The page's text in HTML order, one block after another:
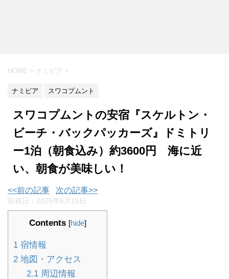
HOME > ナミビア >
ナミビア スワコプムント
スワコプムントの安宿『スケルトン・
ビーチ・バックパッカーズ』ドミトリ
ー1泊（朝食込み）約3600円 海に近
い、朝食が美味しい！
<<前の記事 次の記事>>
投稿日： 2025年6月15日
Contents [hide]
1 宿情報
2 地図・アクセス
2.1周辺情報